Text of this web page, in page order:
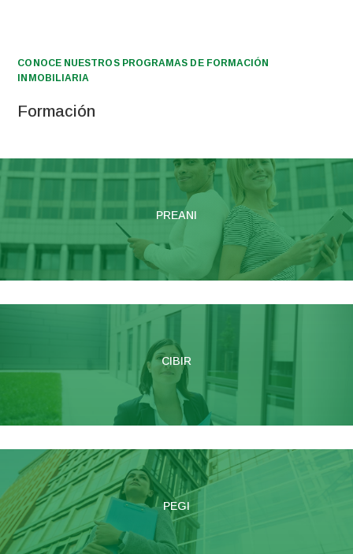
CONOCE NUESTROS PROGRAMAS DE FORMACIÓN
INMOBILIARIA
Formación
PREANI
CIBIR
PEGI